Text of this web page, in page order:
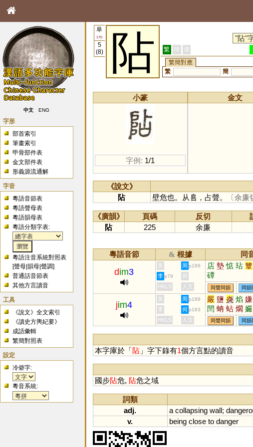
中文 ENG
字形
部首索引
筆畫索引
甲骨部件表
金文部件表
形義源流通解
字音
粵語音節表
粵語聲母表
粵語韻母表
粵語分類字表:
粵語注音系統對照表
[聲母 |韻母 |聲調]
普通話音節表
其他方言讀音
工具
《說文》全文索引
《讀史方輿紀要》
成語彙輯
繁簡對照表
設定
冷僻字:
粵音系統:
阜
170
5
(8)
阽 繁 簡 港
繁簡對應
繁
簡
小篆
字例: 1/1
金文
《說文》
阽
壁危也。从𨸏，占聲。 〔余廉
《廣韻》 頁碼 反切
阽
225 余廉
粵語音節 & 根據 同
dim3
黃 周 p189 店 墊 惦 玷 簟
磹
李 p79
何
HKLS
人文 同聲同韻 同韻
jim4
黃 周 p189 嚴 鹽 炎 焰 嫌
閆 蚺 蛅 爓 孍
壛 呥 簷
李 何 p183
HKLS 人文 同聲同韻 同韻
本字庫於「阽」字下錄有1個方言點的讀音
國步阽危, 阽危之域
詞類
adj.
a collapsing wall;
v.
being close to danger